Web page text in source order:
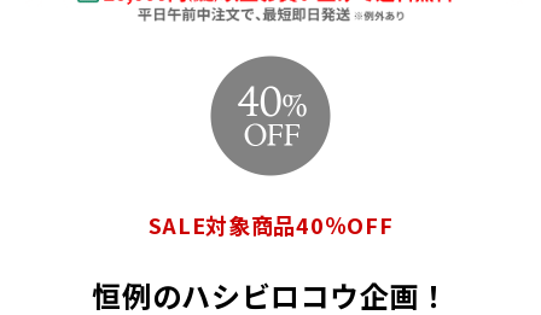
SALE対象商品40％OFF
恒例のハシビロコウ企画！